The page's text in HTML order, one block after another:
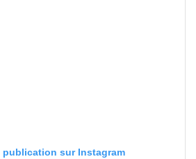
publication sur Instagram